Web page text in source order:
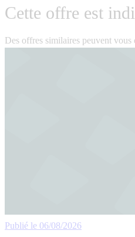
Cette offre est
Des offres similaires peuvent
Publié le 06/08/2026